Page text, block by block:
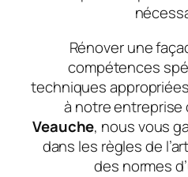
Rénover une
compétences
techniques
à notre entreprise
Veauche, nous vous
dans les règles de
des normes